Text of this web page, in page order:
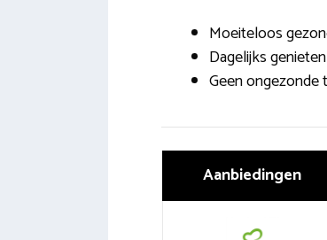
Moeiteloos
Dagelijks
Geen ongezonde
Aanbiedingen